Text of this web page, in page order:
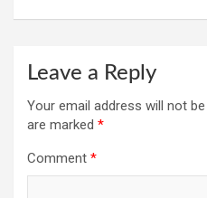
Leave a Reply
Your email address will not be
are marked *
Comment *